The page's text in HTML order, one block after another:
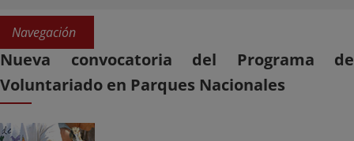
Navegación
Nueva convocatoria del Programa de
Voluntariado en Parques Nacionales